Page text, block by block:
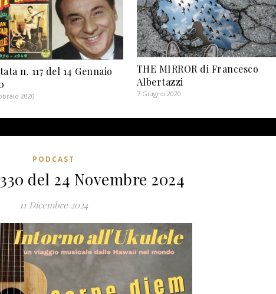
n. 117 del 14 Gennaio
2020
THE MIRROR di Francesco
Albertazzi
7 Giugno 2020
PODCAST
del 24 Novembre 2024
11 Dicembre 2024